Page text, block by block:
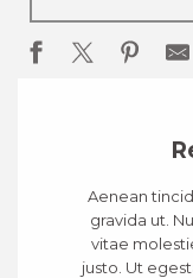
Aenean
gravida ut.
vitae
justo. Ut